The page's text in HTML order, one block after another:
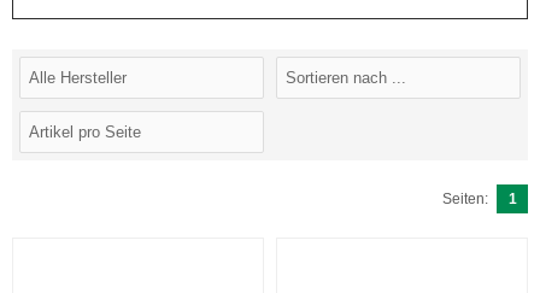
Seiten: 1